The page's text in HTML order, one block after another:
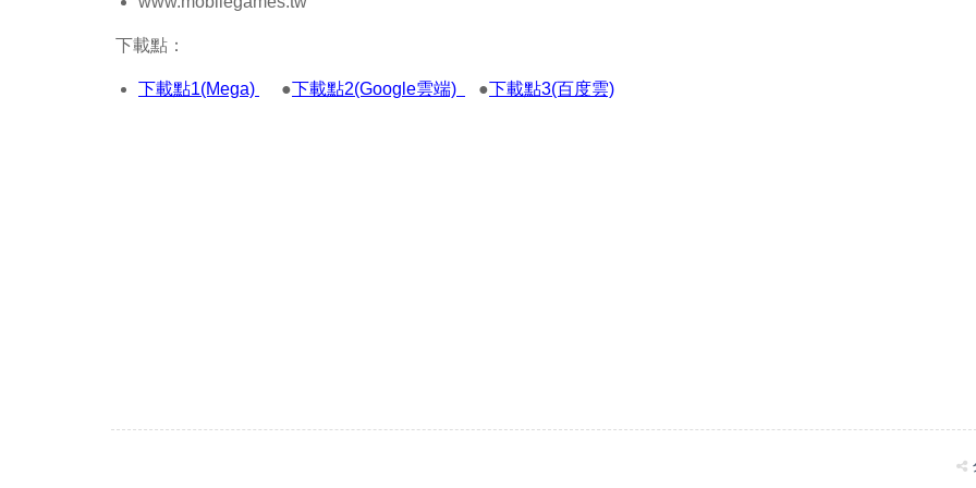
下載點：
下載點1(Mega) ●下載點2(Google雲端) ●下載點3(百度雲)